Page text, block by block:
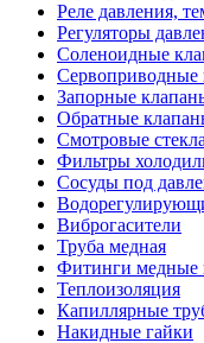
Реле давления,
Регуляторы
Соленоидные
Сервоприводные
Запорные
Обратные
Смотровые стекла
Фильтры
Сосуды под
Виброгасители
Труба медная
Фитинги медные
Теплоизоляция
Капиллярные
Накидные гайки